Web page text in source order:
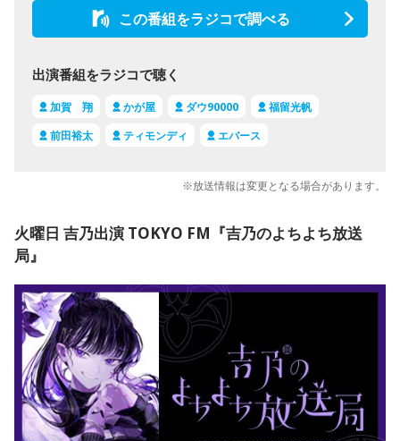
この番組をラジコで調べる
出演番組をラジコで聴く
加賀 翔 かが屋 ダウ90000
福留光帆
前田裕太
ティモンディ エバース
※放送情報は変更となる場合があります。
火曜日 吉乃出演 TOKYO FM『吉乃のよちよち放送
局』